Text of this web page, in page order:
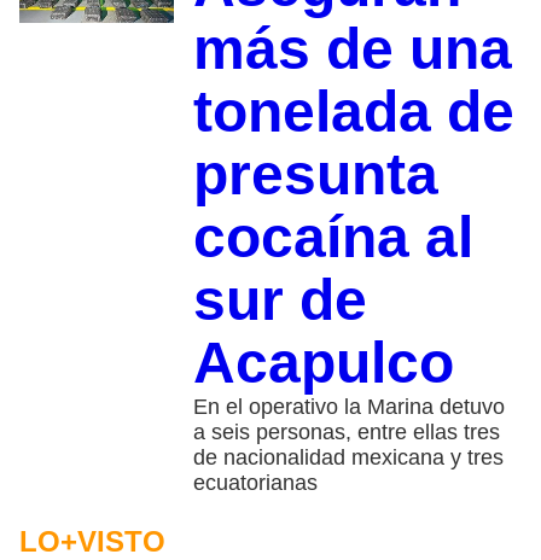
más de una
tonelada de
presunta
cocaína al
sur de
Acapulco
En el operativo la Marina detuvo
a seis personas, entre ellas tres
de nacionalidad mexicana y tres
ecuatorianas
LO+VISTO